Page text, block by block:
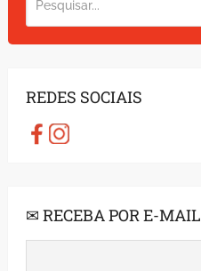
REDES SOCIAIS
✉ RECEBA POR E-MAIL